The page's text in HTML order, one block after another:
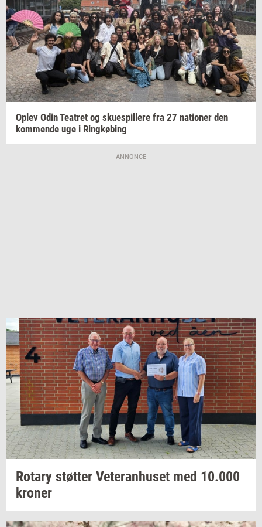
Oplev OdinTe­a­tret og sku­e­spil­le­re fra 27 na­tio­ner den
kom­men­de uge i Ring­kø­bing
ANNONCE
Ro­tary støt­ter Ve­te­ran­hu­set med 10.000
kro­ner